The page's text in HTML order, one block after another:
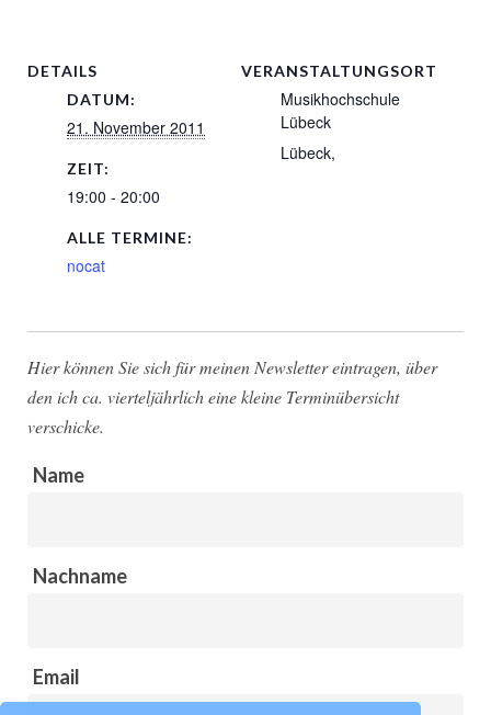
DETAILS
DATUM:
21. November 2011
ZEIT:
19:00 - 20:00
ALLE TERMINE:
nocat
VERANSTALTUNGSORT
Musikhochschule
Lübeck
Lübeck,
Hier können Sie sich für meinen Newsletter eintragen, über
den ich ca. vierteljährlich eine kleine Terminübersicht
verschicke.
Name
Nachname
Email